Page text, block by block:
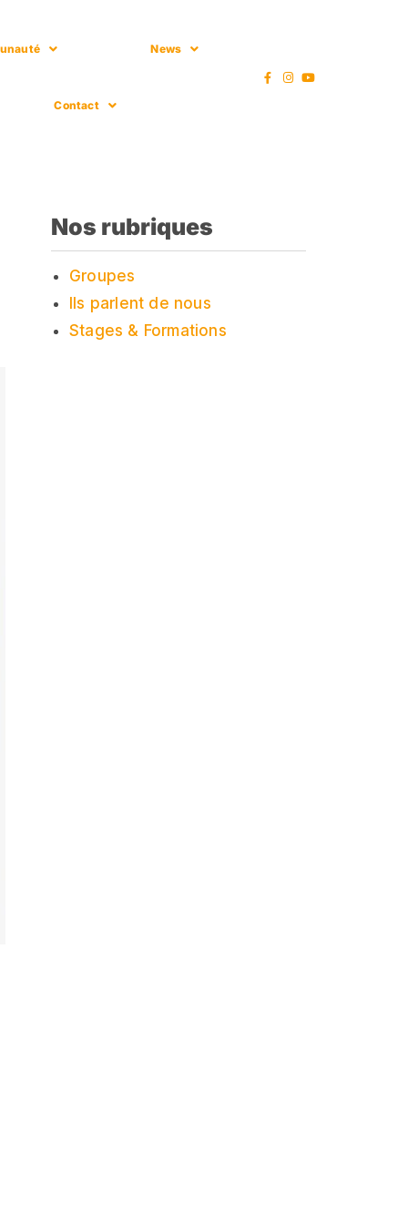
News
Contact
Nos rubriques
Groupes
Ils parlent de nous
Stages & Formations